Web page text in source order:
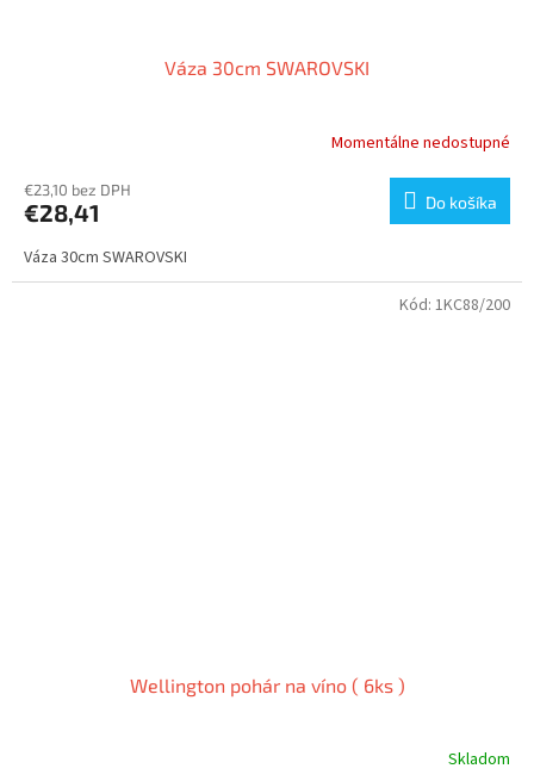
Váza 30cm SWAROVSKI
Momentálne nedostupné
€23,10 bez DPH
€28,41 Do košíka
Váza 30cm SWAROVSKI
Wellington pohár na víno ( 6ks )
Skladom
Kód: 1KC88/200